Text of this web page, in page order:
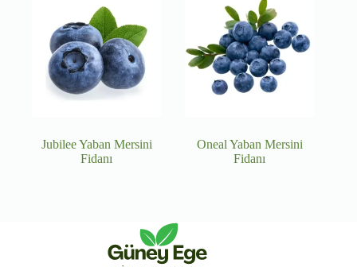
Jubilee Yaban Mersini
Fidanı
Oneal Yaban Mersini
Fidanı